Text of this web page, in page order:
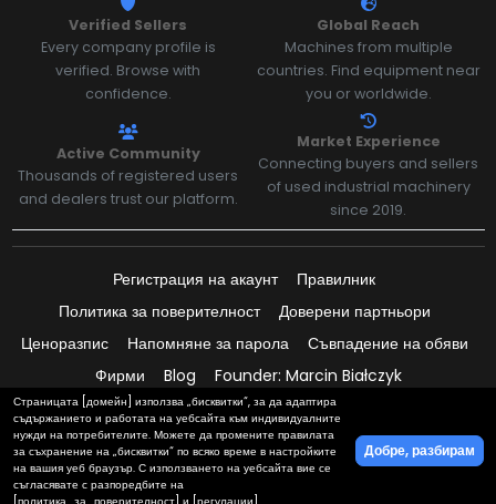
Verified Sellers
Every company profile is
verified. Browse with
confidence.
Global Reach
Machines from multiple
countries. Find equipment near
you or worldwide.
Active Community
Thousands of registered users
and dealers trust our platform.
Market Experience
Connecting buyers and sellers
of used industrial machinery
since 2019.
Регистрация на акаунт
Правилник
Политика за поверителност
Доверени партньори
Ценоразпис
Напомняне за парола
Съвпадение на обяви
Фирми
Blog Founder: Marcin Białczyk
Плащания, поддържани от:
Страницата [домейн] използва „бисквитки“, за да адаптира
съдържанието и работата на уебсайта към индивидуалните
нужди на потребителите. Можете да промените правилата
за съхранение на „бисквитки“ по всяко време в настройките
на вашия уеб браузър. С използването на уебсайта вие се
съгласявате с разпоредбите на
[политика_за_поверителност] и [регулации].
Добре, разбирам